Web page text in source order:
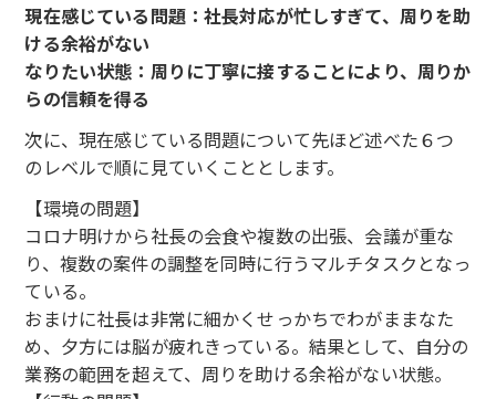
現在感じている問題：社長対応が忙しすぎて、周りを助
ける余裕がない
なりたい状態：周りに丁寧に接することにより、周りか
らの信頼を得る
次に、現在感じている問題について先ほど述べた６つ
のレベルで順に見ていくこととします。
【環境の問題】
コロナ明けから社長の会食や複数の出張、会議が重な
り、複数の案件の調整を同時に行うマルチタスクとなっ
ている。
おまけに社長は非常に細かくせっかちでわがままなた
め、夕方には脳が疲れきっている。結果として、自分の
業務の範囲を超えて、周りを助ける余裕がない状態。